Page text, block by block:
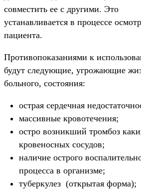
совместить ее с другими. Это
устанавливается в процессе
пациента.
Противопоказаниями к
будут следующие, угрожающие
больного, состояния:
острая сердечная
массивные кровотечения;
остро возникший тромбоз
кровеносных сосудов;
наличие острого
процесса в организме;
туберкулез (открытая форма);